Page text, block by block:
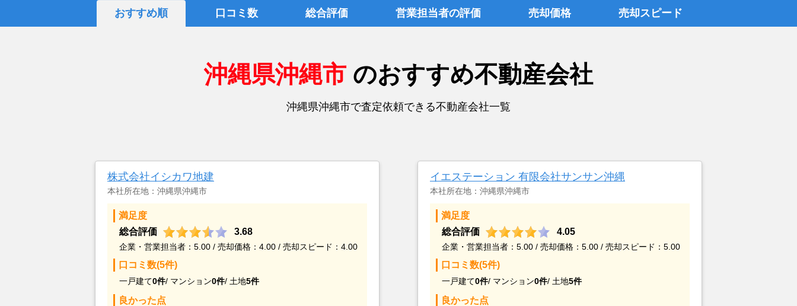
おすすめ順 口コミ数 総合評価 営業担当者の評価 売却価格 売却スピード
沖縄県沖縄市 のおすすめ不動産会社
沖縄県沖縄市で査定依頼できる不動産会社一覧
株式会社イシカワ地建
本社所在地：沖縄県沖縄市
満足度
総合評価
3.68
企業・営業担当者：5.00 / 売却価格：4.00 / 売却スピード：4.00
口コミ数(5件)
一戸建て0件/ マンション0件/ 土地5件
良かった点
イエステーション 有限会社サンサン沖縄
本社所在地：沖縄県沖縄市
満足度
総合評価
4.05
企業・営業担当者：5.00 / 売却価格：5.00 / 売却スピード：5.00
口コミ数(5件)
一戸建て0件/ マンション0件/ 土地5件
良かった点